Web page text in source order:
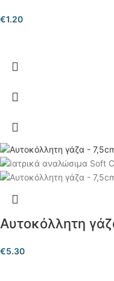
€1.20
Αυτοκόλλητη
€5.30